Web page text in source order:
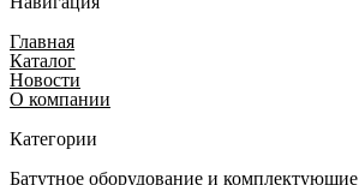
Главная
Каталог
Новости
О компании
Категории
Батутное оборудование и комплектующие